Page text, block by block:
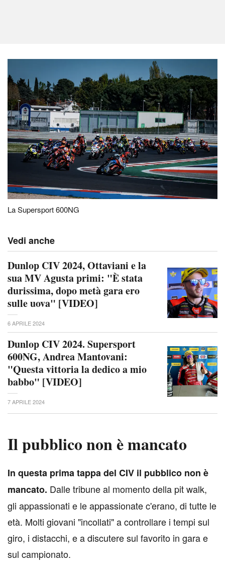
La Supersport 600NG
Vedi anche
Dunlop CIV 2024, Ottaviani e la
sua MV Agusta primi: "È stata
durissima, dopo metà gara ero
sulle uova" [VIDEO]
6 APRILE 2024
Dunlop CIV 2024. Supersport
600NG, Andrea Mantovani:
"Questa vittoria la dedico a mio
babbo" [VIDEO]
7 APRILE 2024
Il pubblico non è mancato
In questa prima tappa del CIV il pubblico non è
mancato. Dalle tribune al momento della pit walk,
gli appassionati e le appassionate c'erano, di tutte le
età. Molti giovani "incollati" a controllare i tempi sul
giro, i distacchi, e a discutere sul favorito in gara e
sul campionato.